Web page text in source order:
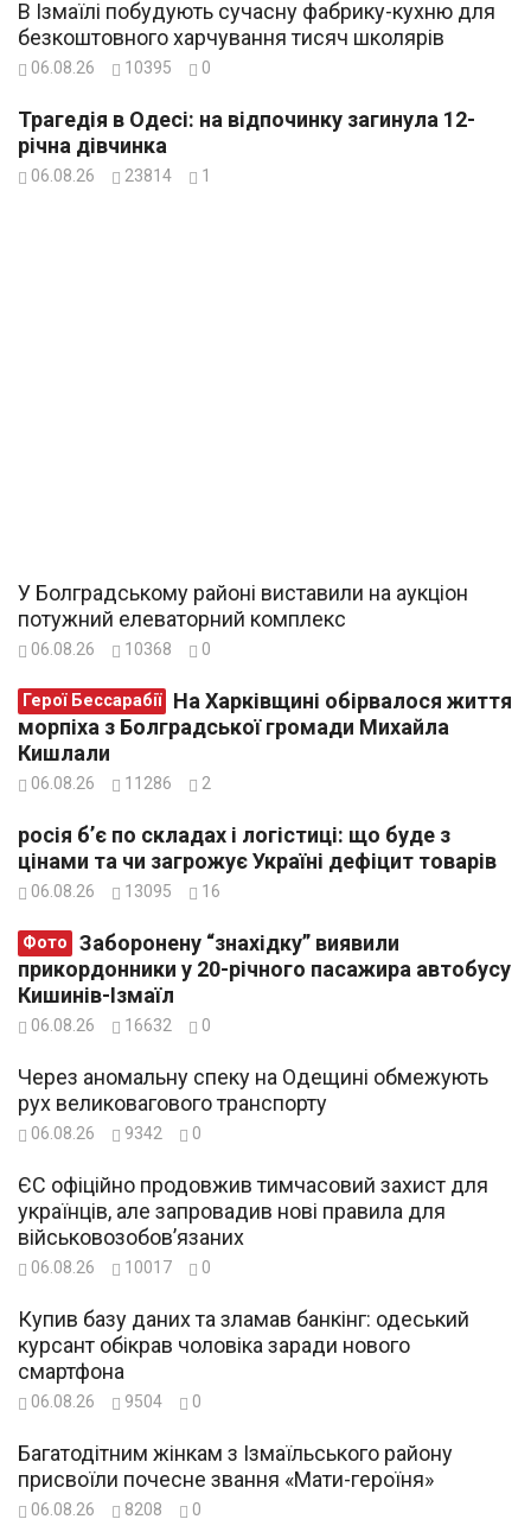
В Ізмаїлі побудують сучасну фабрику-кухню для
безкоштовного харчування тисяч школярів
06.08.26 10395 0
Трагедія в Одесі: на відпочинку загинула 12-
річна дівчинка
06.08.26 23814 1
У Болградському районі виставили на аукціон
потужний елеваторний комплекс
06.08.26 10368 0
Герої Бессарабії
морпіха з Болградської громади Михайла
Кишлали
06.08.26 11286 2
росія б’є по складах і логістиці: що буде з
цінами та чи загрожує Україні дефіцит товарів
06.08.26 13095 16
Фото
прикордонники у 20-річного пасажира автобусу
Кишинів-Ізмаїл
06.08.26 16632 0
Через аномальну спеку на Одещині обмежують
рух великовагового транспорту
06.08.26 9342 0
ЄС офіційно продовжив тимчасовий захист для
українців, але запровадив нові правила для
військовозобов’язаних
06.08.26 10017 0
Купив базу даних та зламав банкінг: одеський
курсант обікрав чоловіка заради нового
смартфона
06.08.26 9504 0
Багатодітним жінкам з Ізмаїльського району
присвоїли почесне звання «Мати-героїня»
06.08.26 8208 0